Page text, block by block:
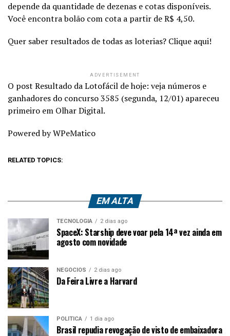
depende da quantidade de dezenas e cotas disponíveis.
Você encontra bolão com cota a partir de R$ 4,50.
Quer saber resultados de todas as loterias? Clique aqui!
ADVERTISEMENT
O post Resultado da Lotofácil de hoje: veja números e
ganhadores do concurso 3585 (segunda, 12/01) apareceu
primeiro em Olhar Digital.
Powered by WPeMatico
RELATED TOPICS:
EM ALTA
TECNOLOGIA 2 dias ago
SpaceX: Starship deve voar pela 14ª vez ainda em
agosto com novidade
NEGÓCIOS 2 dias ago
Da Feira Livre a Harvard
POLÍTICA 1 dia ago
Brasil repudia revogação de visto de embaixadora